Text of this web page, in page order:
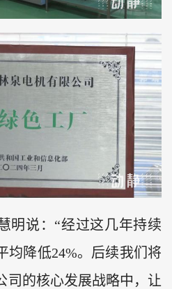
明说：“经过这几年持续
均降低24%。后续我们将
司的核心发展战略中，让